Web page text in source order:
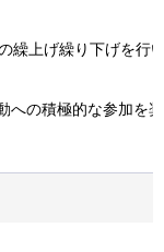
繰上げ繰り下げを行
の積極的な参加を奨